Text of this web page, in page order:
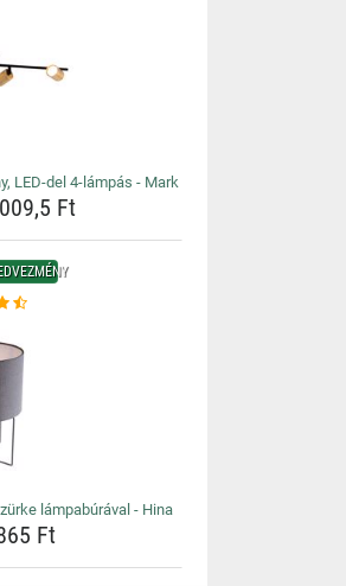
LED-del 4-lámpás - Mark
Ft
lámpabúrával - Hina
Ft